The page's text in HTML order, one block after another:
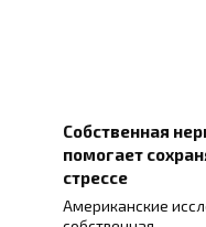
Собственная
помогает
стрессе
Американские